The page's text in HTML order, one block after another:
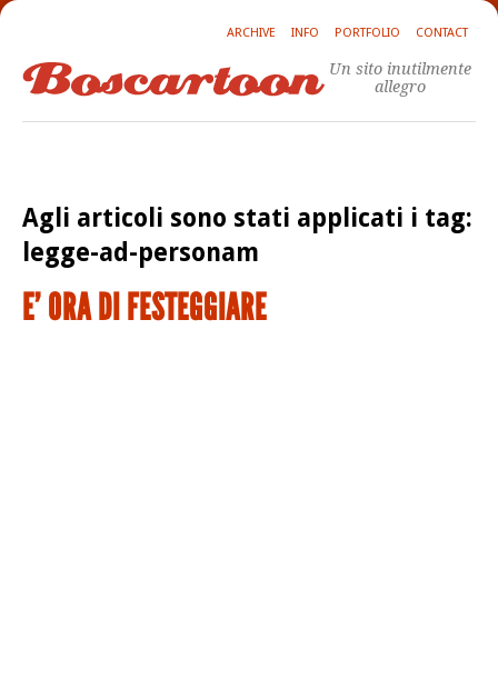
ARCHIVE INFO PORTFOLIO CONTACT
Un sito inutilmente
allegro
Agli articoli sono stati applicati i tag:
legge-ad-personam
E' ORA DI FESTEGGIARE